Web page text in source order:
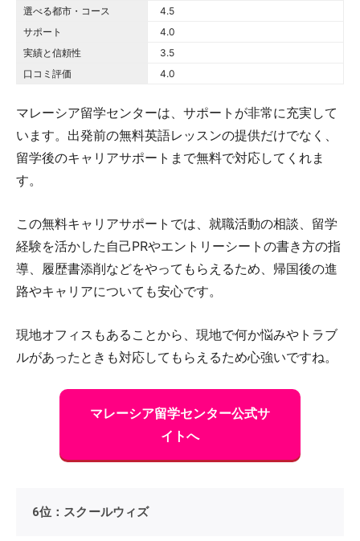
選べる都市・コース
4.5 out of 5.0 stars
4.5
サポート
4.0 out of 5.0 stars
4.0
実績と信頼性
3.5 out of 5.0 stars
3.5
口コミ評価
4.0 out of 5.0 stars
4.0
マレーシア留学センターは、サポートが非常に充実して
います。出発前の無料英語レッスンの提供だけでなく、
留学後のキャリアサポートまで無料で対応してくれま
す。
この無料キャリアサポートでは、就職活動の相談、留学
経験を活かした自己PRやエントリーシートの書き方の指
導、履歴書添削などをやってもらえるため、帰国後の進
路やキャリアについても安心です。
現地オフィスもあることから、現地で何か悩みやトラブ
ルがあったときも対応してもらえるため心強いですね。
マレーシア留学センター公式サ
イトへ
6位：スクールウィズ